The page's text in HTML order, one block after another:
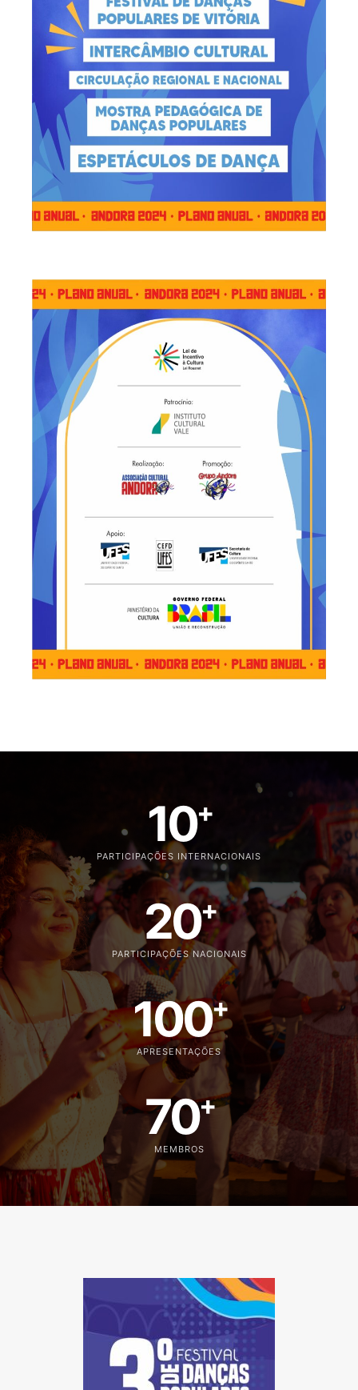
PARTICIPAÇÕES INTERNACIONAIS
10+
PARTICIPAÇÕES NACIONAIS
20+
APRESENTAÇÕES
100+
MEMBROS
70+